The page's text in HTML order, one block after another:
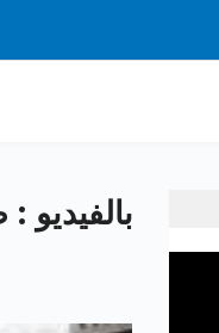
بالفيديو